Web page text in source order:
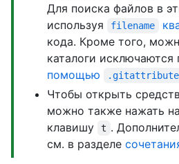
Для поиска файлов в
используя
filename
кода. Кроме того,
каталоги
помощью
Чтобы открыть
можно также нажать
клавишу
t .
см. в разделе